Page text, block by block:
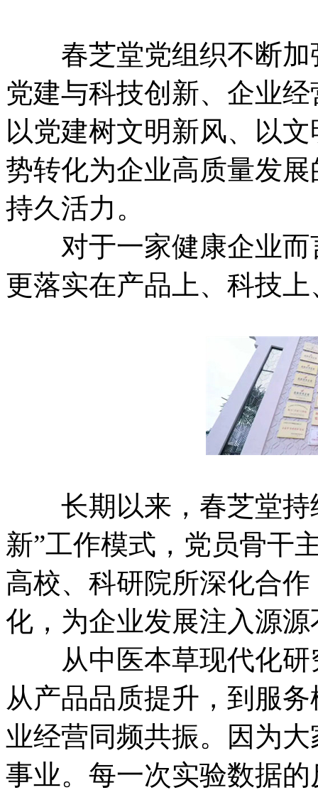
春芝堂党组织不断加
党建与科技创新、企业
以党建树文明新风、以
势转化为企业高质量发
持久活力。
对于一家健康企业而
更落实在产品上、科技
长期以来，春芝堂持
新”工作模式，党员骨干
高校、科研院所深化合
化，为企业发展注入源
从中医本草现代化研
从产品品质提升，到服
业经营同频共振。因为
事业。每一次实验数据